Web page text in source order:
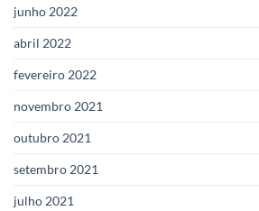
junho 2022
abril 2022
fevereiro 2022
novembro 2021
outubro 2021
setembro 2021
julho 2021